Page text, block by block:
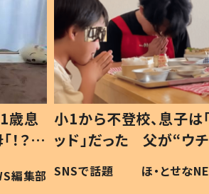
歳息
？」
編集部
小1から不登校、息子は
ッド」だった 父が“ウ
作り続ける理由とは #
#令和の子
SNSで話題 ほ・とせな